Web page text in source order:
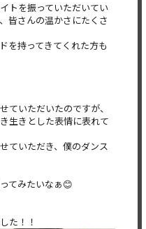
トを振っていただいてい
皆さんの温かさにたくさ
を持ってきてくれた方も
ていただいたのですが、
生きとした表情に表れて
ていただき、僕のダンス
てみたいなぁ😊
た！！